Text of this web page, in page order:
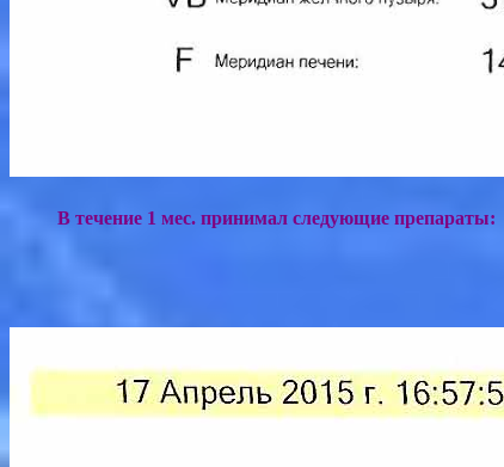
В течение 1 мес. принимал следующие препараты: